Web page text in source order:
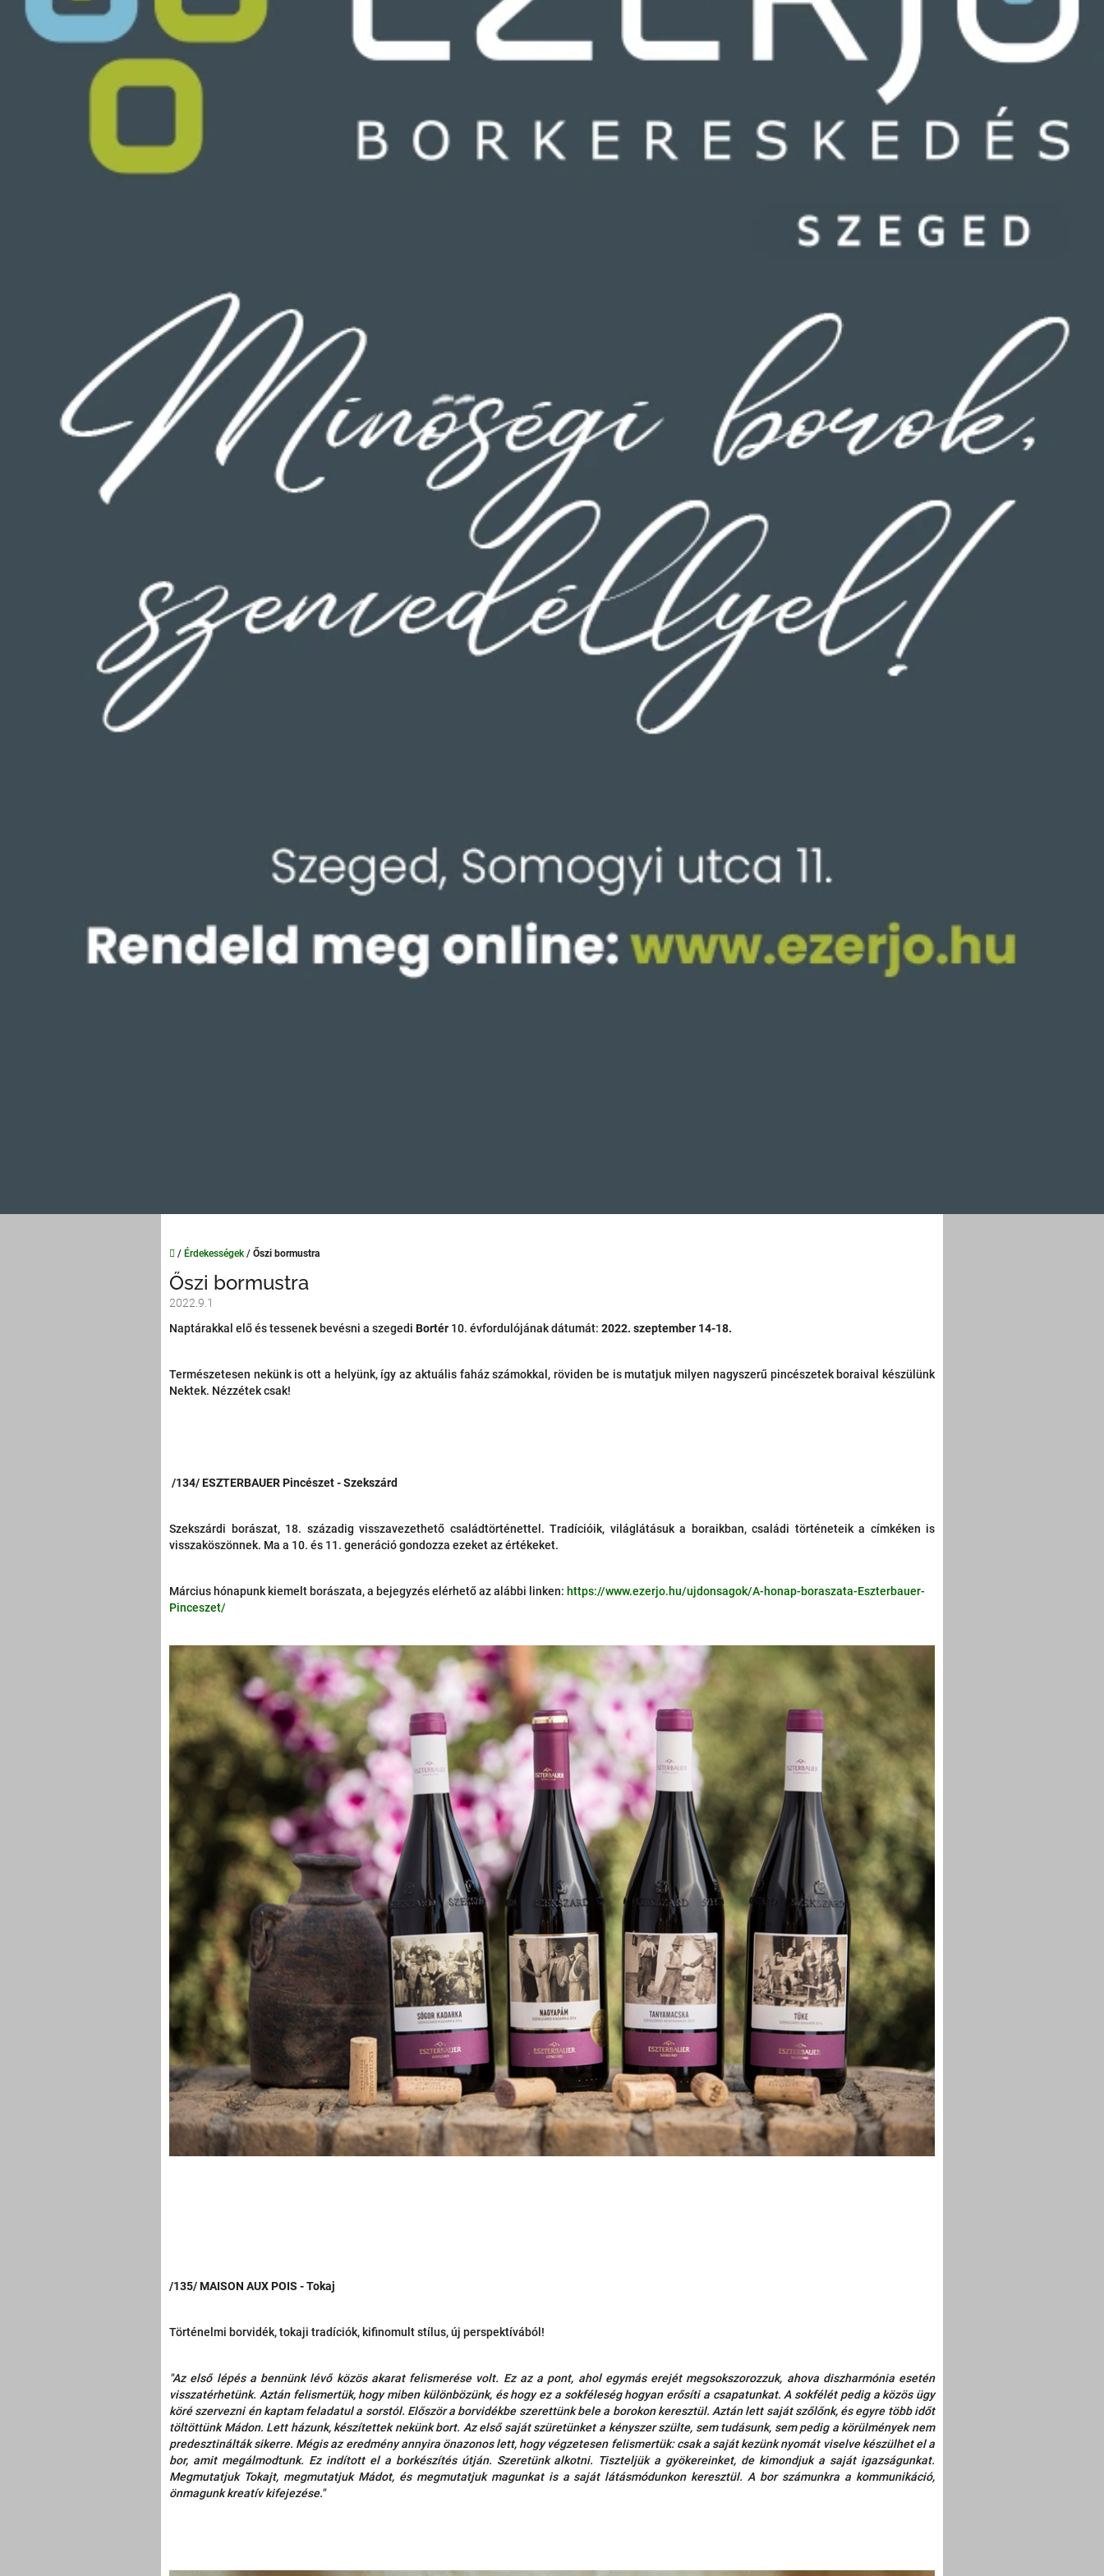
Kezdőlap
/ Érdekességek / Őszi bormustra
Őszi bormustra
2022.9.1
Naptárakkal elő és tessenek bevésni a szegedi Bortér 10. évfordulójának dátumát: 2022. szeptember 14-18.
Természetesen nekünk is ott a helyünk, így az aktuális faház számokkal, röviden be is mutatjuk milyen nagyszerű pincészetek boraival készülünk
Nektek. Nézzétek csak!
/134/ ESZTERBAUER Pincészet - Szekszárd
Szekszárdi borászat, 18. századig visszavezethető családtörténettel. Tradícióik, világlátásuk a boraikban, családi történeteik a címkéken is
visszaköszönnek. Ma a 10. és 11. generáció gondozza ezeket az értékeket.
Március hónapunk kiemelt borászata, a bejegyzés elérhető az alábbi linken: https://www.ezerjo.hu/ujdonsagok/A-honap-boraszata-Eszterbauer-
Pinceszet/
/135/ MAISON AUX POIS - Tokaj
Történelmi borvidék, tokaji tradíciók, kifinomult stílus, új perspektívából!
"Az első lépés a bennünk lévő közös akarat felismerése volt. Ez az a pont, ahol egymás erejét megsokszorozzuk, ahova diszharmónia esetén
visszatérhetünk. Aztán felismertük, hogy miben különbözünk, és hogy ez a sokféleség hogyan erősíti a csapatunkat. A sokfélét pedig a közös ügy
köré szervezni én kaptam feladatul a sorstól. Először a borvidékbe szerettünk bele a borokon keresztül. Aztán lett saját szőlőnk, és egyre több időt
töltöttünk Mádon. Lett házunk, készítettek nekünk bort. Az első saját szüretünket a kényszer szülte, sem tudásunk, sem pedig a körülmények nem
predesztinálták sikerre. Mégis az eredmény annyira önazonos lett, hogy végzetesen felismertük: csak a saját kezünk nyomát viselve készülhet el a
bor, amit megálmodtunk. Ez indított el a borkészítés útján. Szeretünk alkotni. Tiszteljük a gyökereinket, de kimondjuk a saját igazságunkat.
Megmutatjuk Tokajt, megmutatjuk Mádot, és megmutatjuk magunkat is a saját látásmódunkon keresztül. A bor számunkra a kommunikáció,
önmagunk kreatív kifejezése."